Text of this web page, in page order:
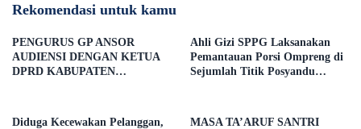
Rekomendasi untuk kamu
PENGURUS GP ANSOR
AUDIENSI DENGAN KETUA
DPRD KABUPATEN
Ahli Gizi SPPG Laksanakan
Pemantauan Porsi Ompreng di
Sejumlah Titik Posyandu
Diduga Kecewakan Pelanggan,
MASA TA’ARUF SANTRI